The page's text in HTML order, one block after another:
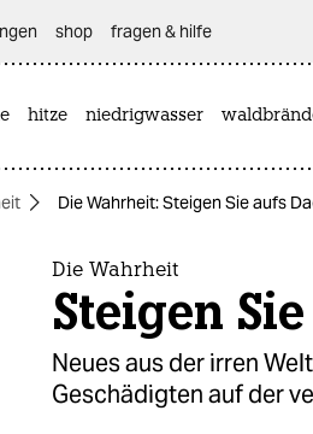
shop fragen & hilfe
hitze niedrigwasser
Die Wahrheit: Steigen Sie aufs
Die Wahrheit
Steigen
Neues aus der irren
Geschädigten auf der